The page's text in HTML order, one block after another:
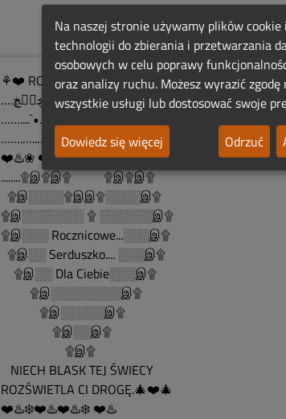
⚘❤️ ROCZNICOWE ŚWIATEŁKO
….ڿڰۣڿ(¨` •❤️•´¨)ڿڰۣڿPAMIĘCI
…….…..…....ڿڰۣڿ•.¸⚘¸.•´
❤️♨️❀ ❤️♨️❤️♨️❀ ❤️♨️
........۩இ۩இ۩ ۩இ۩இ۩
۩இ░░░░۩இஇ۩░░░░இ۩
۩இ░░░░░░░ ۩ ░░░░░░இ۩
۩இ░░░ Rocznicowe...░░░இ۩
۩இ░░ Serduszko.... ░░░இ۩
۩இ░░ Dla Ciebie░░░இ۩
۩இ░░░░░░░░இ۩
۩இ░░░░░இ۩
۩இ░░இ۩
۩இ۩
NIECH BLASK TEJ ŚWIECY
ROZŚWIETLA CI DROGĘ.🎄❤️🎄
❤️♨️❄️❤️♨️❤️♨️❄️ ❤️♨️
Na naszej stronie używamy plików
technologii do zbierania i przetwarzania
osobowych w celu poprawy
oraz analizy ruchu. Możesz wyrazić zgodę
wszystkie usługi lub dostosować swoje
Dowiedz się więcej
Odrzuć